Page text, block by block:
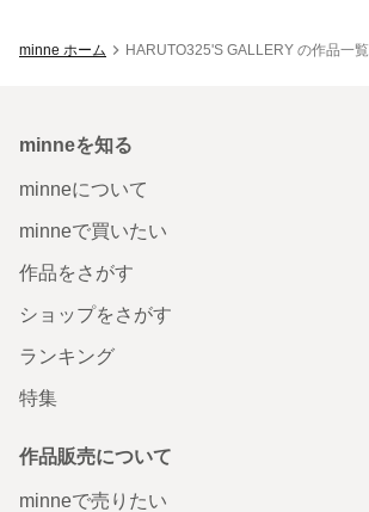
minne ホーム HARUTO325'S GALLERY の作品一覧
minneを知る
minneについて
minneで買いたい
作品をさがす
ショップをさがす
ランキング
特集
作品販売について
minneで売りたい